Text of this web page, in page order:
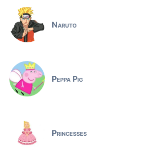
Naruto
Peppa Pig
Princesses